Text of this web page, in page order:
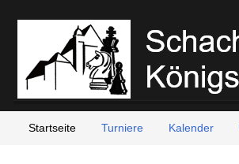
Startseite Turniere Kalender